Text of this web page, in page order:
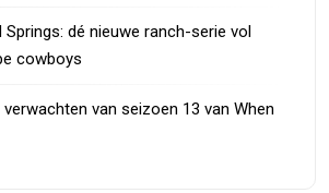
dé nieuwe ranch-serie vol
cowboys
verwachten van seizoen 13 van When